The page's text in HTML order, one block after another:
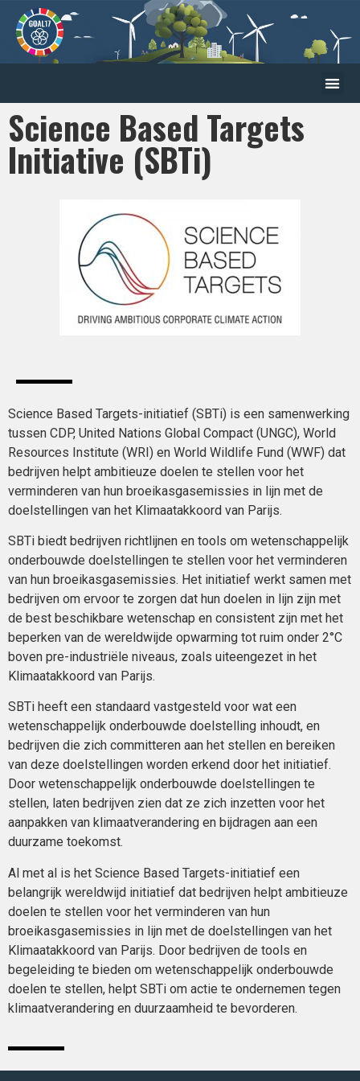
Science Based Targets
Initiative (SBTi)
Science Based Targets-initiatief (SBTi) is een samenwerking
tussen CDP, United Nations Global Compact (UNGC), World
Resources Institute (WRI) en World Wildlife Fund (WWF) dat
bedrijven helpt ambitieuze doelen te stellen voor het
verminderen van hun broeikasgasemissies in lijn met de
doelstellingen van het Klimaatakkoord van Parijs.
SBTi biedt bedrijven richtlijnen en tools om wetenschappelijk
onderbouwde doelstellingen te stellen voor het verminderen
van hun broeikasgasemissies. Het initiatief werkt samen met
bedrijven om ervoor te zorgen dat hun doelen in lijn zijn met
de best beschikbare wetenschap en consistent zijn met het
beperken van de wereldwijde opwarming tot ruim onder 2°C
boven pre-industriële niveaus, zoals uiteengezet in het
Klimaatakkoord van Parijs.
SBTi heeft een standaard vastgesteld voor wat een
wetenschappelijk onderbouwde doelstelling inhoudt, en
bedrijven die zich committeren aan het stellen en bereiken
van deze doelstellingen worden erkend door het initiatief.
Door wetenschappelijk onderbouwde doelstellingen te
stellen, laten bedrijven zien dat ze zich inzetten voor het
aanpakken van klimaatverandering en bijdragen aan een
duurzame toekomst.
Al met al is het Science Based Targets-initiatief een
belangrijk wereldwijd initiatief dat bedrijven helpt ambitieuze
doelen te stellen voor het verminderen van hun
broeikasgasemissies in lijn met de doelstellingen van het
Klimaatakkoord van Parijs. Door bedrijven de tools en
begeleiding te bieden om wetenschappelijk onderbouwde
doelen te stellen, helpt SBTi om actie te ondernemen tegen
klimaatverandering en duurzaamheid te bevorderen.